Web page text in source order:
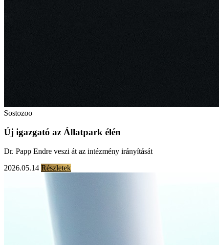
Sostozoo
Új igazgató az Állatpark élén
Dr. Papp Endre veszi át az intézmény irányítását
2026.05.14 Részletek